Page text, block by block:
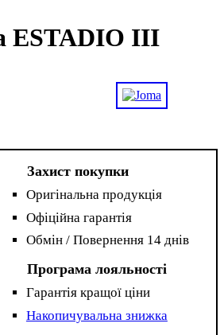
ESTADIO III
Захист покупки
Оригінальна продукція
Офіційна гарантія
Обмін / Повернення 14 днів
Програма лояльності
Гарантія кращої ціни
Накопичувальна знижка